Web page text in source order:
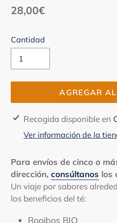
Precio
28,00€
Cantidad
AGREGAR
Agregando
tu
carrito
de
compra
Recogida disponible en
Ver información de la
Para envíos de cinco o
dirección, consúltanos los
Un viaje por sabores
los beneficios del té:
Rooibos BIO